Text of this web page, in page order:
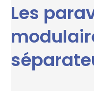
Les